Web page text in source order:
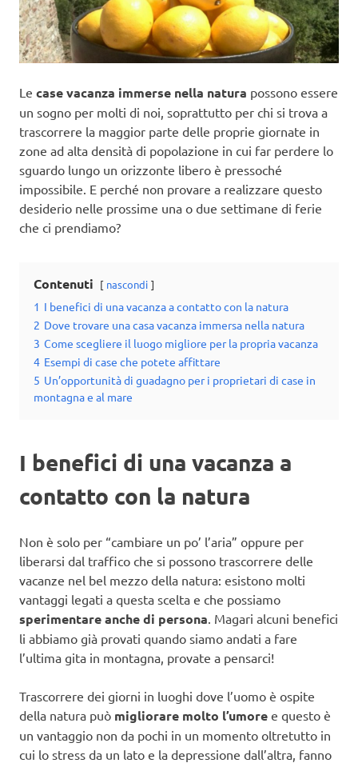
Le case vacanza immerse nella natura possono essere
un sogno per molti di noi, soprattutto per chi si trova a
trascorrere la maggior parte delle proprie giornate in
zone ad alta densità di popolazione in cui far perdere lo
sguardo lungo un orizzonte libero è pressoché
impossibile. E perché non provare a realizzare questo
desiderio nelle prossime una o due settimane di ferie
che ci prendiamo?
Contenuti nascondi
1 I benefici di una vacanza a contatto con la natura
2 Dove trovare una casa vacanza immersa nella natura
3 Come scegliere il luogo migliore per la propria vacanza
4 Esempi di case che potete affittare
5 Un’opportunità di guadagno per i proprietari di case in
montagna e al mare
I benefici di una vacanza a
contatto con la natura
Non è solo per “cambiare un po’ l’aria” oppure per
liberarsi dal traffico che si possono trascorrere delle
vacanze nel bel mezzo della natura: esistono molti
vantaggi legati a questa scelta e che possiamo
sperimentare anche di persona . Magari alcuni benefici
li abbiamo già provati quando siamo andati a fare
l’ultima gita in montagna, provate a pensarci!
Trascorrere dei giorni in luoghi dove l’uomo è ospite
della natura può migliorare molto l’umore e questo è
un vantaggio non da pochi in un momento oltretutto in
cui lo stress da un lato e la depressione dall’altra, fanno